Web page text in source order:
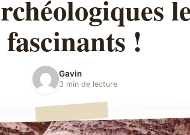
fascinants !
Gavin
3 min de lecture